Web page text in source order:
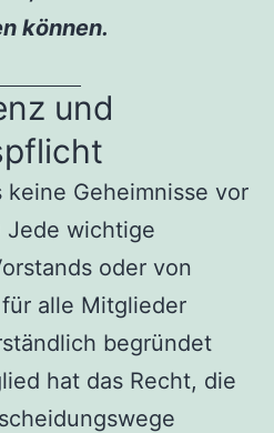
können.
und
keine Geheimnisse vor
Jede wichtige
oder von
alle Mitglieder
begründet
hat das Recht, die